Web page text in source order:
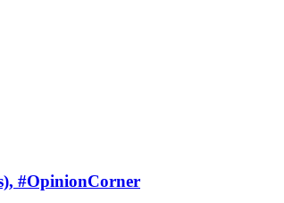
#OpinionCorner